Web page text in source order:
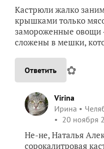
Кастрюли жалко
крышками только
замороженные овощи
сложены в мешки,
Ответить ✿
Virina
Ирина
20 ноября
Не-не, Наталья
сорокалитровая